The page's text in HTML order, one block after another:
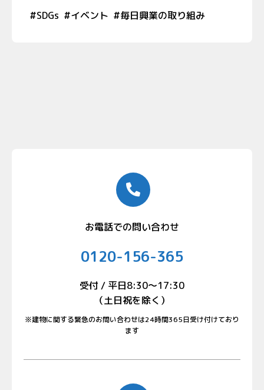
#SDGs #イベント #毎日興業の取り組み
お電話での問い合わせ
0120-156-365
受付 / 平日8:30〜17:30
（土日祝を除く）
※建物に関する緊急のお問い合わせは24時間365日受け付けており
ます